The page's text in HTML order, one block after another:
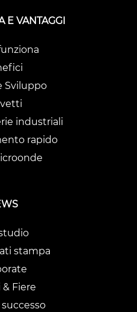
E VANTAGGI
Sviluppo
industriali
rapido
stampa
Fiere